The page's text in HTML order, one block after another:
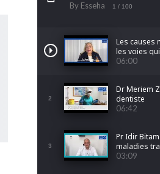
By Esseha 1 / 100
Les causes
les voies
facteurs qui
06:00
2
Dr Meriem
dentiste
06:42
3
Pr Idir
maladies
pathologies
03:09